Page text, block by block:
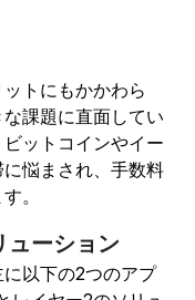
トにもかかわら
課題に直面してい
ットコインやイー
悩まされ、手数料
。
ューション
以下の2つのアプ